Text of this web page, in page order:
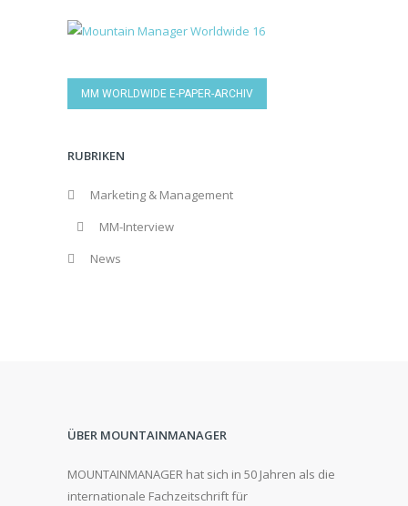
MM WORLDWIDE E-PAPER-ARCHIV
RUBRIKEN
Marketing & Management
MM-Interview
News
ÜBER MOUNTAINMANAGER
MOUNTAINMANAGER hat sich in 50 Jahren als die
internationale Fachzeitschrift für